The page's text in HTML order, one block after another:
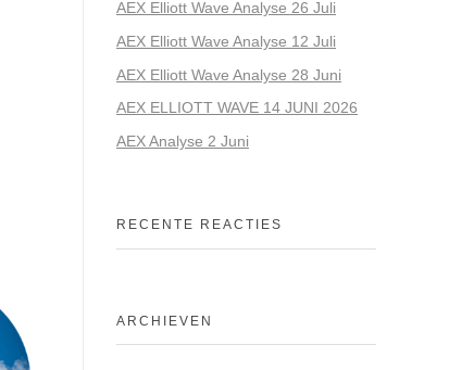
AEX Elliott Wave Analyse 26 Juli
AEX Elliott Wave Analyse 12 Juli
AEX Elliott Wave Analyse 28 Juni
AEX ELLIOTT WAVE 14 JUNI 2026
AEX Analyse 2 Juni
RECENTE REACTIES
ARCHIEVEN